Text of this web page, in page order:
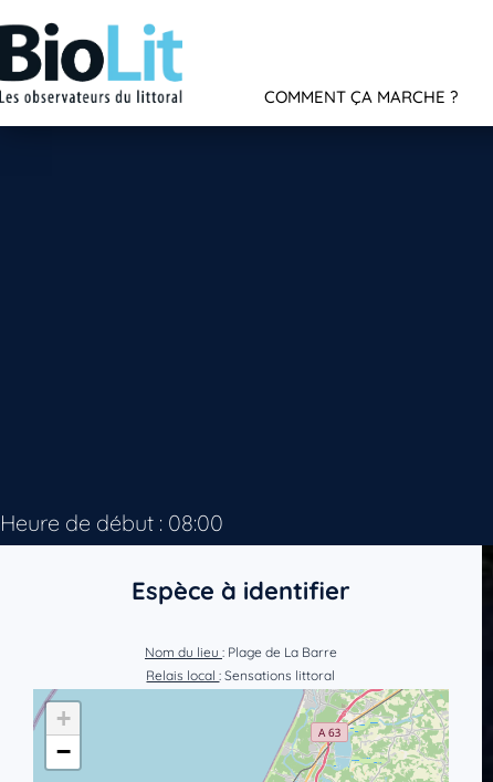
COMMENT ÇA MARCHE ?
Heure de début : 08:00
Espèce à identifier
Nom du lieu : Plage de La Barre
Relais local: Sensations littoral
+
−